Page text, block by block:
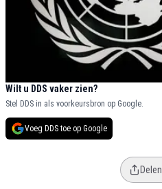
Wilt u DDS vaker zien?
Stel DDS in als voorkeursbron op Google.
Voeg DDS toe op Google